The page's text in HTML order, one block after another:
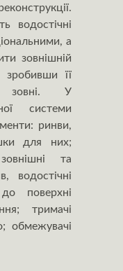
водостічні
а
зовнішній
зробивши її
зовні. У
системи
ринви,
для них;
та
водостічні
поверхні
тримачі
обмежувачі